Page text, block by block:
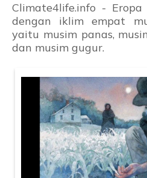
Climate4life.info -
dengan iklim empat
yaitu musim panas,
dan musim gugur.